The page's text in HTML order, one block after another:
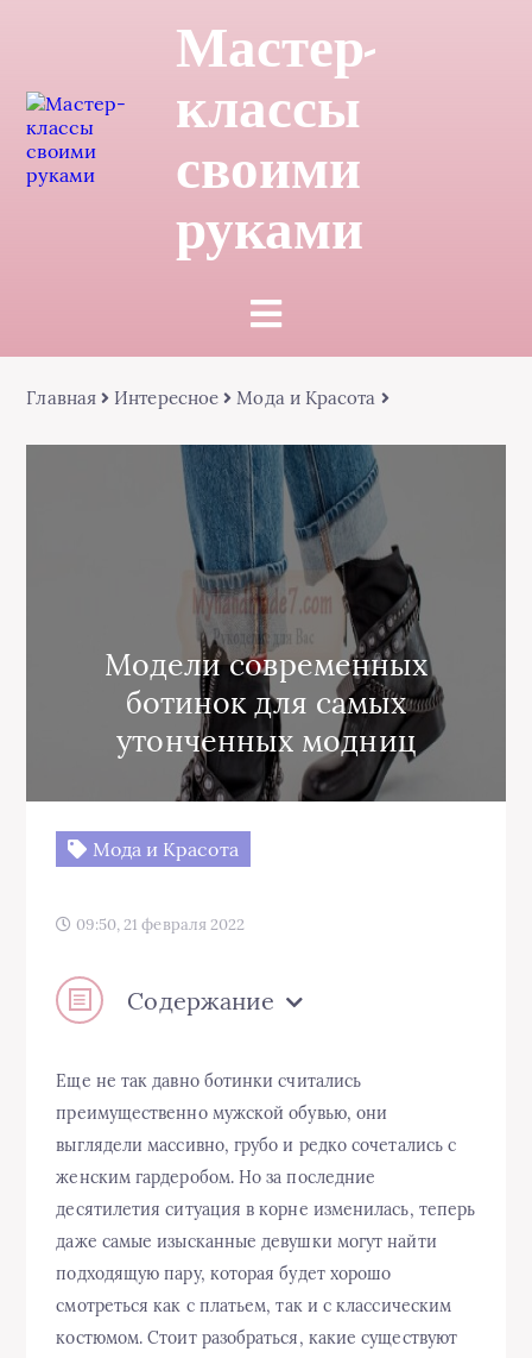
Мастер-
классы
своими
руками
Главная Интересное Мода и Красота
Модели современных
ботинок для самых
утонченных модниц
Мода и Красота
09:50, 21 февраля 2022
Содержание
Еще не так давно ботинки считались
преимущественно мужской обувью, они
выглядели массивно, грубо и редко сочетались с
женским гардеробом. Но за последние
десятилетия ситуация в корне изменилась, теперь
даже самые изысканные девушки могут найти
подходящую пару, которая будет хорошо
смотреться как с платьем, так и с классическим
костюмом. Стоит разобраться, какие существуют